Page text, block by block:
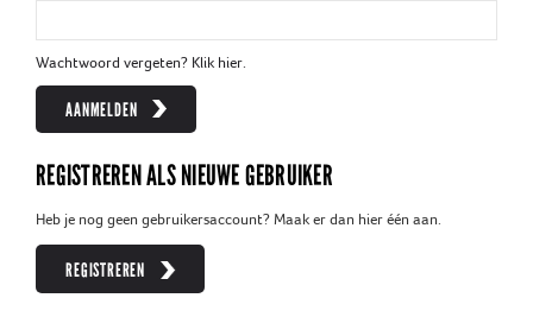
Wachtwoord vergeten? Klik hier.
AANMELDEN
REGISTREREN ALS NIEUWE GEBRUIKER
Heb je nog geen gebruikersaccount? Maak er dan hier één aan.
REGISTREREN